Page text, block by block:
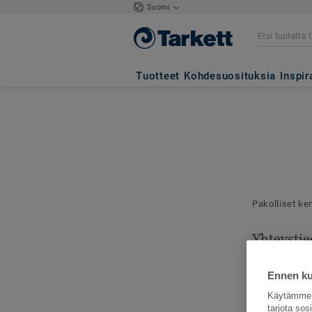
Suomi
Tuotteet Kohdesuosituksia
Pakolliset
Ennen
tarjota